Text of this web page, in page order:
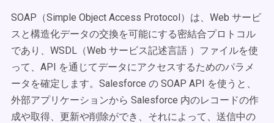
SOAP（Simple Object Access Protocol）は、Web サービ
スと構造化データの交換を可能にする密結合プロトコル
であり、WSDL（Web サービス記述言語 ）ファイルを使
って、API を通じてデータにアクセスするためのパラメ
ータを確定します。Salesforce の SOAP API を使うと、
外部アプリケーションから Salesforce 内のレコードの作
成や取得、更新や削除ができ、それによって、送信中の